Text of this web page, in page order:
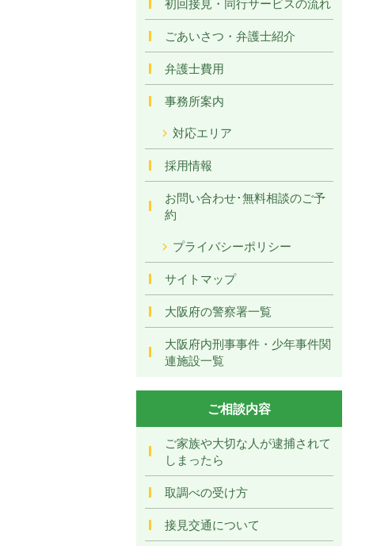
ごあいさつ・弁護士紹介
弁護士費用
事務所案内
対応エリア
採用情報
お問い合わせ･無料相談のご予
約
プライバシーポリシー
サイトマップ
大阪府の警察署一覧
大阪府内刑事事件・少年事件関
連施設一覧
ご相談内容
ご家族や大切な人が逮捕されて
しまったら
取調べの受け方
接見交通について